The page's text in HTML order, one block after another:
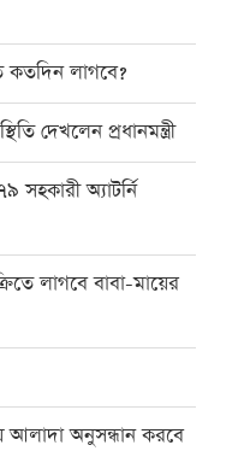
কতদিন লাগবে?
দেখলেন প্রধানমন্ত্রী
সহকারী অ্যাটর্নি
লাগবে বাবা-মায়ের
আলাদা অনুসন্ধান করবে